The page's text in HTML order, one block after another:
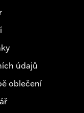
údajů
oblečení